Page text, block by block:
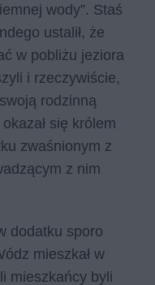
wody”. Staś
ustalił, że
w pobliżu jeziora
i rzeczywiście,
rodzinną
się królem
zwaśnionym z
z nim
dodatku sporo
mieszkał w
mieszkańcy byli